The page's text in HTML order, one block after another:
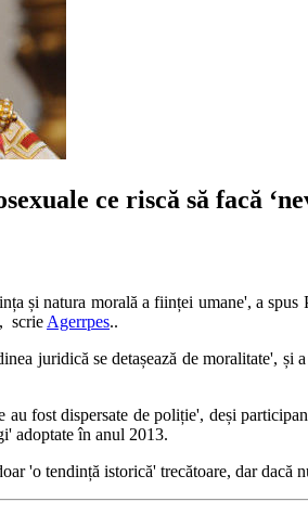
ce riscă să facă
și natura morală a ființei umane', a
scrie Agerrpes..
juridică se detașează de moralitate', și
fost dispersate de poliție', deși
adoptate în anul 2013.
'o tendință istorică' trecătoare, dar dacă